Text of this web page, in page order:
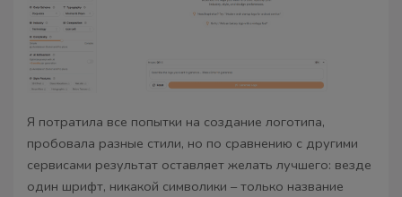
Я потратила все попытки на создание логотипа,
пробовала разные стили, но по сравнению с другими
сервисами результат оставляет желать лучшего: везде
один шрифт, никакой символики – только название